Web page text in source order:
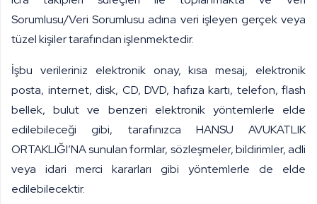
Sorumlusu/Veri Sorumlusu adına veri işleyen gerçek veya
tüzel kişiler tarafından işlenmektedir.
İşbu verileriniz elektronik onay, kısa mesaj, elektronik
posta, internet, disk, CD, DVD, hafıza kartı, telefon, flash
bellek, bulut ve benzeri elektronik yöntemlerle elde
edilebileceği gibi, tarafınızca HANSU AVUKATLIK
ORTAKLIĞI’NA sunulan formlar, sözleşmeler, bildirimler, adli
veya idari merci kararları gibi yöntemlerle de elde
edilebilecektir.